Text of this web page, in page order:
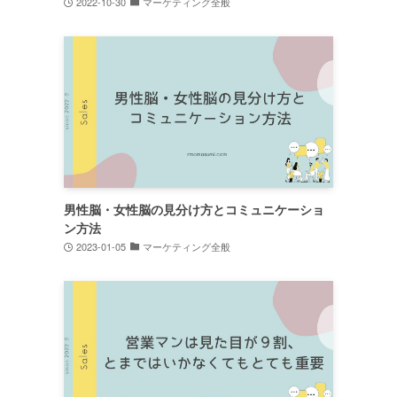
男性脳・女性脳の見分け方とコミュニケーショ
ン方法
2023-01-05 マーケティング全般